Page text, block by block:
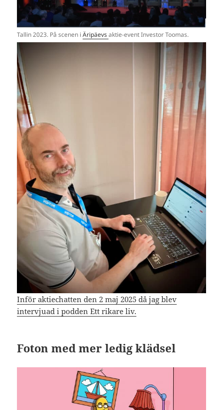
Tallin 2023. På scenen iÄripäevsaktie-event Investor Toomas.
Inför aktiechatten den 2 maj 2025 då jag blev
intervjuad i podden Ett rikare liv.
Foton med mer ledig klädsel